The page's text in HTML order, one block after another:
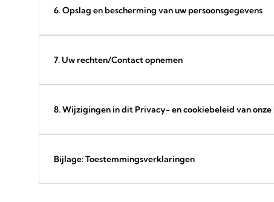
6. Opslag en bescherming van uw persoonsgegevens
7. Uw rechten/Contact opnemen
8. Wijzigingen in dit Privacy- en cookiebeleid van
Bijlage: Toestemmingsverklaringen